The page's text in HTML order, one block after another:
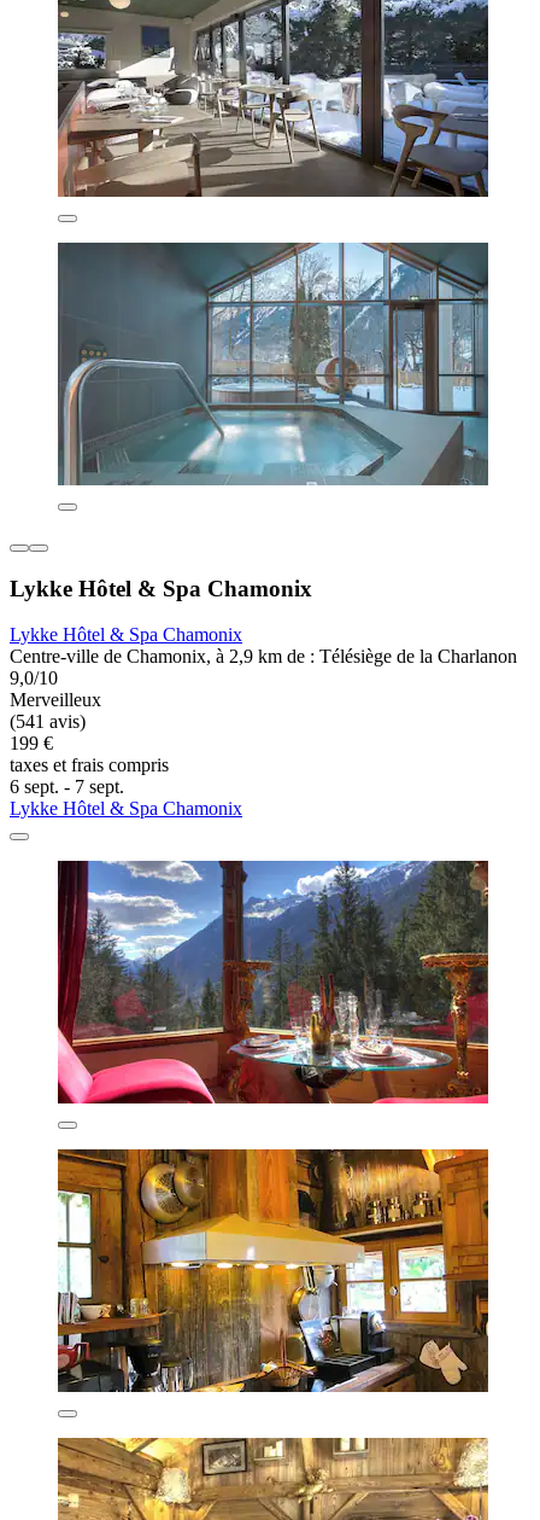
Lykke Hôtel & Spa Chamonix
Lykke Hôtel & Spa Chamonix
Centre-ville de Chamonix, à 2,9 km de : Télésiège de la Charlanon
9,0/10
Merveilleux
(541 avis)
199 €
taxes et frais compris
6 sept. - 7 sept.
Lykke Hôtel & Spa Chamonix